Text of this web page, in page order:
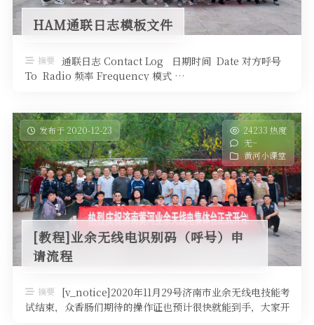
HAM技巧
软件
编号查询
HAM通联日志模板文件
摘要 通联日志 Contact Log 日期时间 Date 对方呼号
To Radio 频率 Frequency 模式 …
发布于 2020-12-23
24233 热度
无~
黄河小课堂
[教程]业余无线电识别码（呼号）申
请流程
摘要
[v_notice]2020年11月29号济南市业余无线电技能考
试结束，众香肠们期待的操作证也预计很快就能到手，大家开